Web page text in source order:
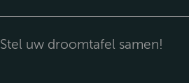
Stel uw droomtafel samen!